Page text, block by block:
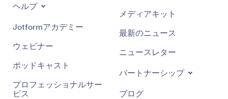
ヘルプ
Jotformアカデミー
ウェビナー
ポッドキャスト
プロフェッショナルサー
ビス
メディアキット
最新のニュース
ニュースレター
パートナーシップ
ブログ